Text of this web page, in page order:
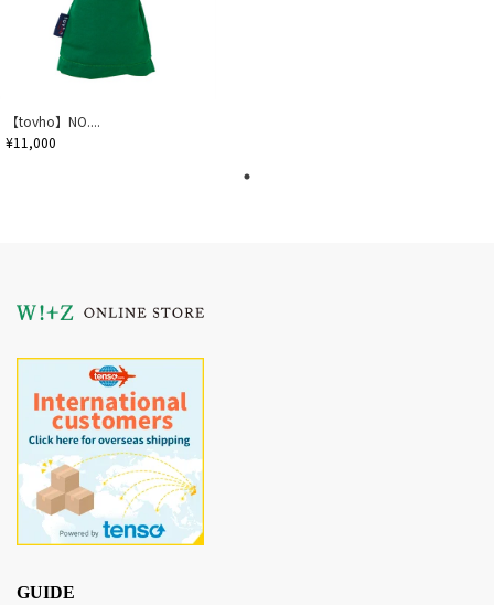
【tovho】NO....
¥11,000
GUIDE